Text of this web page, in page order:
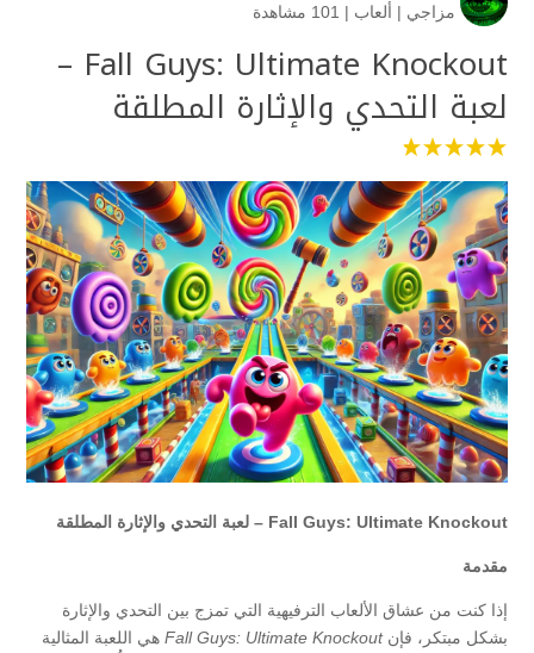
مزاجي | ألعاب | 101 مشاهدة
Fall Guys: Ultimate Knockout –
لعبة التحدي والإثارة المطلقة
Fall Guys: Ultimate Knockout – لعبة التحدي والإثارة المطلقة
مقدمة
إذا كنت من عشاق الألعاب الترفيهية التي تمزج بين التحدي والإثارة
بشكل مبتكر، فإنFall Guys: Ultimate Knockout هي اللعبة المثالية